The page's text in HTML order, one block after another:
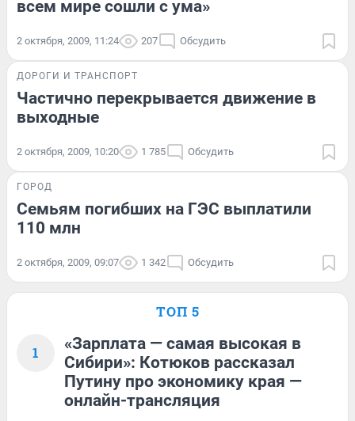
всем мире сошли с ума»
2 октября, 2009, 11:24 207 Обсудить
ДОРОГИ И ТРАНСПОРТ
Частично перекрывается движение в
выходные
2 октября, 2009, 10:20 1 785 Обсудить
ГОРОД
Семьям погибших на ГЭС выплатили
110 млн
2 октября, 2009, 09:07 1 342 Обсудить
ТОП 5
1
«Зарплата — самая высокая в
Сибири»: Котюков рассказал
Путину про экономику края —
онлайн-трансляция